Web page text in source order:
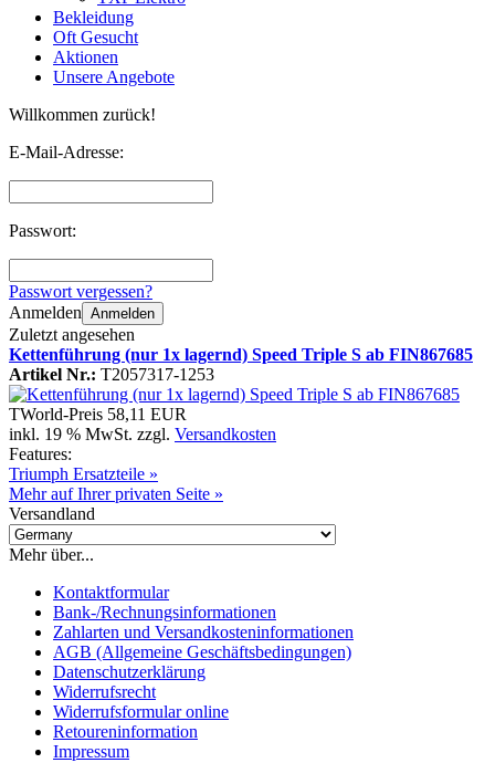
Bekleidung
Oft Gesucht
Aktionen
Unsere Angebote
Willkommen zurück!
E-Mail-Adresse:
Passwort:
Passwort vergessen?
Anmelden Anmelden
Zuletzt angesehen
Kettenführung (nur 1x lagernd) Speed Triple S ab FIN867685
Artikel Nr.: T2057317-1253
TWorld-Preis 58,11 EUR
inkl. 19 % MwSt. zzgl. Versandkosten
Features:
Triumph Ersatzteile »
Mehr auf Ihrer privaten Seite »
Versandland
Mehr über...
Kontaktformular
Bank-/Rechnungsinformationen
Zahlarten und Versandkosteninformationen
AGB (Allgemeine Geschäftsbedingungen)
Datenschutzerklärung
Widerrufsrecht
Widerrufsformular online
Retoureninformation
Impressum